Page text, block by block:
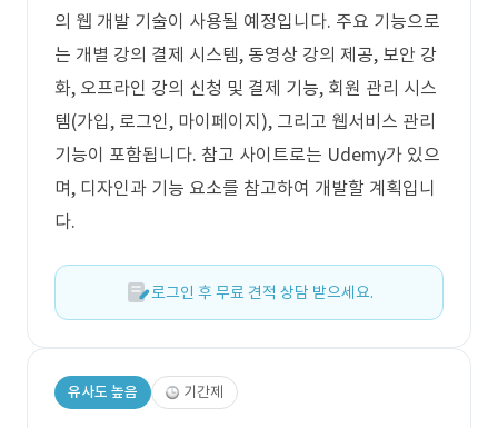
의 웹 개발 기술이 사용될 예정입니다. 주요 기능으로
는 개별 강의 결제 시스템, 동영상 강의 제공, 보안 강
화, 오프라인 강의 신청 및 결제 기능, 회원 관리 시스
템(가입, 로그인, 마이페이지), 그리고 웹서비스 관리
기능이 포함됩니다. 참고 사이트로는 Udemy가 있으
며, 디자인과 기능 요소를 참고하여 개발할 계획입니
다.
로그인 후 무료 견적 상담 받으세요.
유사도 높음 기간제